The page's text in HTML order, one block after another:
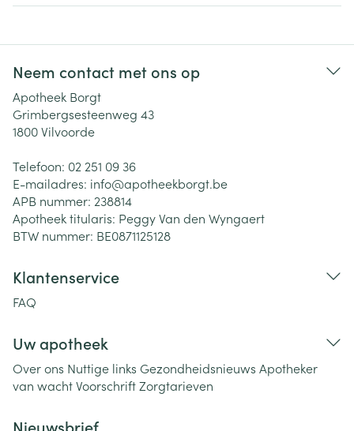
Neem contact met ons op
Apotheek Borgt
Grimbergsesteenweg 43
1800Vilvoorde
Telefoon: 02 251 09 36
E-mailadres: info@apotheekborgt.be
APB nummer: 238814
Apotheek titularis: Peggy Van den Wyngaert
BTW nummer: BE0871125128
Klantenservice
FAQ
Uw apotheek
Over ons Nuttige links Gezondheidsnieuws Apotheker
van wachtVoorschriftZorgtarieven
Nieuwsbrief